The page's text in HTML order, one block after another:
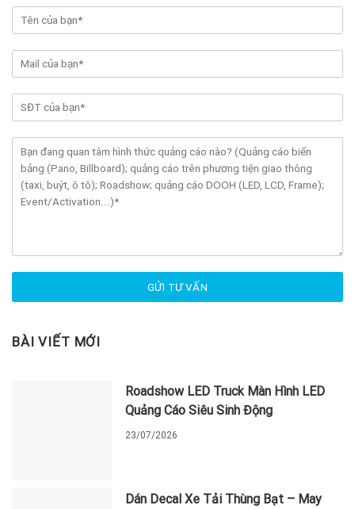
BÀI VIẾT MỚI
Roadshow LED Truck Màn Hình LED
Quảng Cáo Siêu Sinh Động
23/07/2026
Dán Decal Xe Tải Thùng Bạt – May